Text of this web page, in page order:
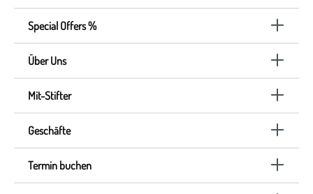
Special Offers %
Über Uns
Mit-Stifter
Geschäfte
Termin buchen